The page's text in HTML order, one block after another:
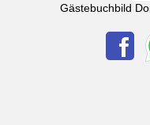
Gästebuchbild